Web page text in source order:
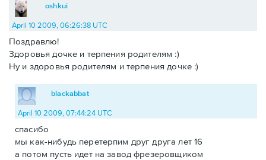
oshkui
April 10 2009, 06:26:38 UTC
Поздравлю!
Здоровья дочке и терпения родителям :)
Ну и здоровья родителям и терпения дочке :)
blackabbat
April 10 2009, 07:44:24 UTC
спасибо
мы как-нибудь перетерпим друг друга лет 16
а потом пусть идет на завод фрезеровщиком